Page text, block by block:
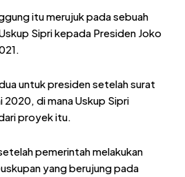
itu merujuk pada sebuah
Sipri kepada Presiden Joko
untuk presiden setelah surat
2020, di mana Uskup Sipri
proyek itu.
pemerintah melakukan
yang berujung pada